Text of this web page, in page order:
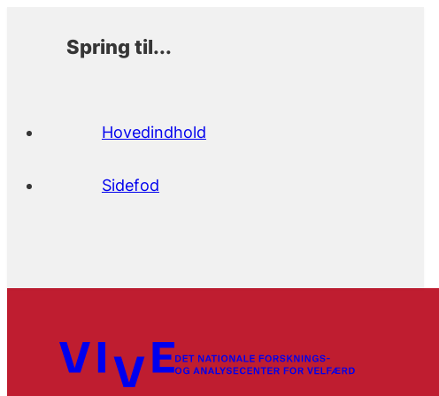
Spring til...
Hovedindhold
Sidefod